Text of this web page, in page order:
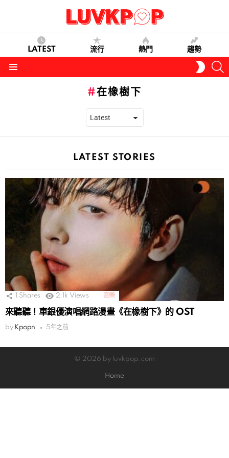
LATEST 流行 熱門 趨勢
SKIN
在橡樹下
LATEST STORIES
Shares 2.1k Views 音樂
來聽聽！車銀優演唱網路漫畫《在橡樹下》的 OST
by Kpopn 5年之前
© 2026 by luvkpop.com
Home